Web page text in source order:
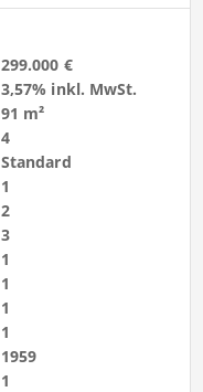
299.000 €
3,57% inkl. MwSt.
91 m²
4
Standard
1
2
3
1
1
1
1
1959
1